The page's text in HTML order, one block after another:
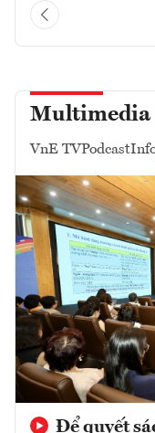
Multimedia
VnE TVPodcast
Để quyết